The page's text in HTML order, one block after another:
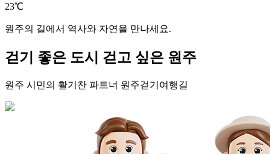
23℃
원주의 길에서 역사와 자연을 만나세요.
걷기 좋은 도시 걷고 싶은 원주
원주 시민의 활기찬 파트너 원주걷기여행길